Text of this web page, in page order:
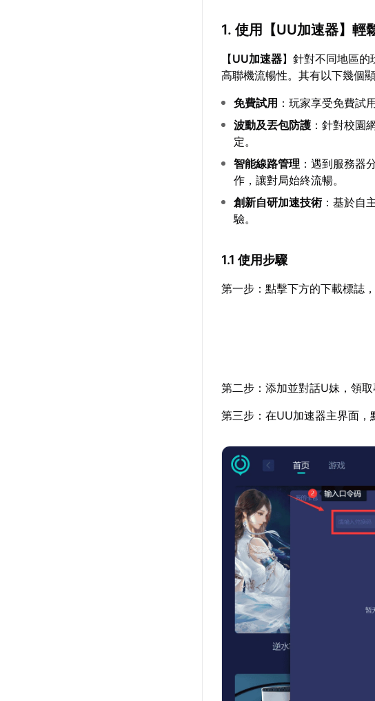
1. 使用【UU加速器】輕
【UU加速器】針對不同地區
高聯機流暢性。其有以下幾個
免費試用 ：玩家享受免費試
波動及丟包防護 ：針對校園
定。
智能線路管理 ：遇到服務器
作，讓對局始終流暢。
創新自研加速技術：基於自
驗。
1.1 使用步驟
第一步：點擊下方的下載標誌
第二步：添加並對話U妹，領取
第三步：在UU加速器主界面，